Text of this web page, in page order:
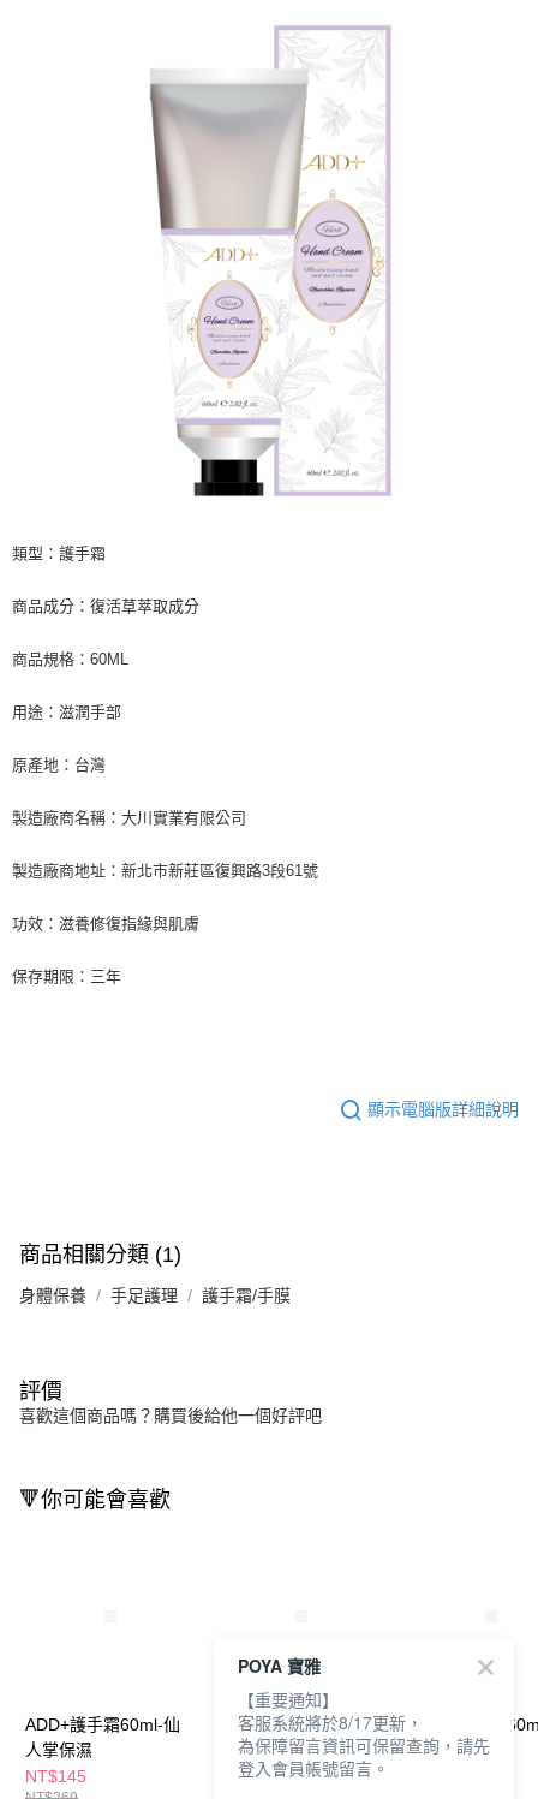
時審查核予不同之上限額度；若仍有額度不足之情形，本公司將視審查結果
５．嚴禁一人註冊多個帳號或使用他人資訊註冊。若發現惡意使用之情形，
恩沛科技股份有限公司將有權停止該用戶之使用額度並採取法律行動。
付款後寶雅門市自取(由倉庫統一出貨)
每筆NT$80，滿NT$290(含以上)免運費
類型：護手霜
商品成分：復活草萃取成分
商品規格：60ML
用途：滋潤手部
原產地：台灣
製造廠商名稱：大川實業有限公司
製造廠商地址：新北市新莊區復興路3段61號
功效：滋養修復指緣與肌膚
保存期限：三年
顯示電腦版詳細說明
商品相關分類 (1)
身體保養 手足護理 護手霜/手膜
評價
喜歡這個商品嗎？購買後給他一個好評吧
🔻你可能會喜歡
ADD+護手霜60ml-仙
人掌保濕
NT$145
歐黎絲護手霜60ml-草
本乳香
NT$99
歐黎絲護手霜
鞭草
POYA 寶雅
【重要通知】
客服系統將於8/17更新，
為保障留言資訊可保留查詢，請先
登入會員帳號留言。